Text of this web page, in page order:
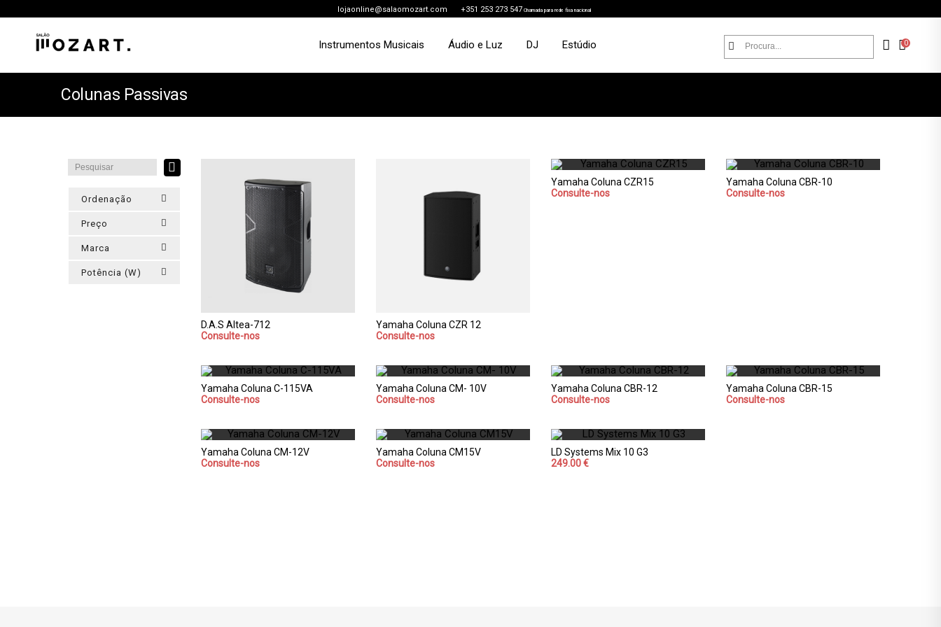
lojaonline@salaomozart.com +351 253 273 547 Chamada para rede fixa nacional
Instrumentos Musicais Áudio e Luz DJ Estúdio 0
Colunas Passivas
Ordenação
Preço
Marca
Potência (W)
D.A.S Altea-712
Consulte-nos
Yamaha Coluna CZR 12
Consulte-nos
Yamaha Coluna CZR15
Consulte-nos
Yamaha Coluna CBR-10
Consulte-nos
Yamaha Coluna C-115VA
Consulte-nos
Yamaha Coluna CM- 10V
Consulte-nos
Yamaha Coluna CBR-12
Consulte-nos
Yamaha Coluna CBR-15
Consulte-nos
Yamaha Coluna CM-12V
Consulte-nos
Yamaha Coluna CM15V
Consulte-nos
LD Systems Mix 10 G3
249.00 €